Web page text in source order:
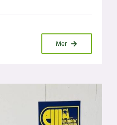
Mer